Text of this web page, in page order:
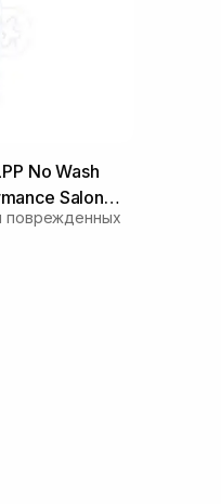
No Wash
Salon
поврежденных